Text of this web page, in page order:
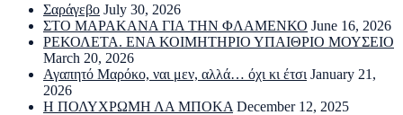
Σαράγεβο July 30, 2026
ΣΤΟ ΜΑΡΑΚΑΝΑ ΓΙΑ ΤΗΝ ΦΛΑΜΕΝΚΟ June 16, 2026
ΡΕΚΟΛΕΤΑ. ΕΝΑ ΚΟΙΜΗΤΗΡΙΟ ΥΠΑΙΘΡΙΟ ΜΟΥΣΕΙΟ
March 20, 2026
Αγαπητό Μαρόκο, ναι μεν, αλλά… όχι κι έτσι January 21,
2026
Η ΠΟΛΥΧΡΩΜΗ ΛΑ ΜΠΟΚΑ December 12, 2025